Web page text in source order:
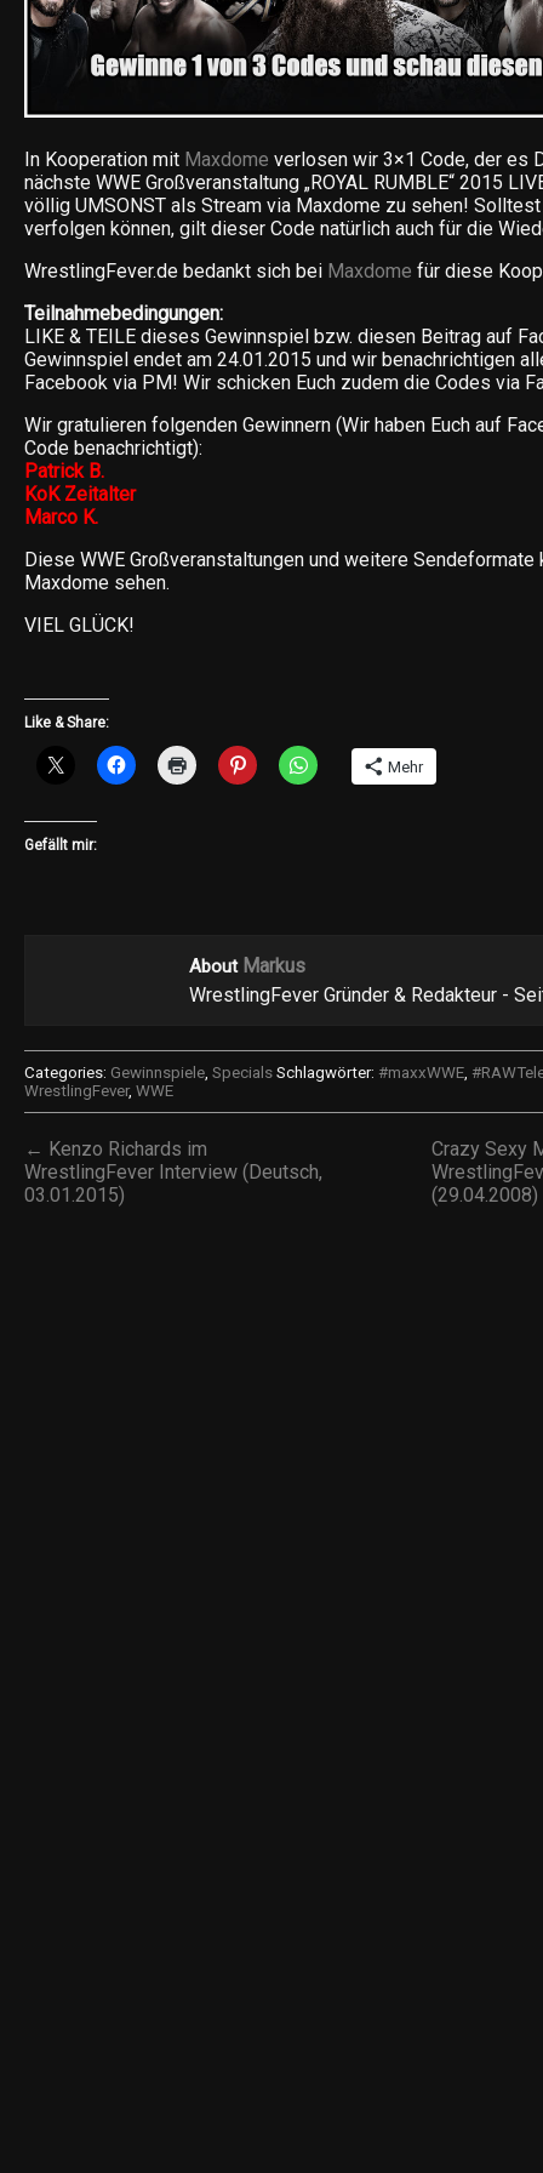
In Kooperation mit Maxdome verlosen wir 3×1 Code, der es
nächste WWE Großveranstaltung „ROYAL RUMBLE“ 2015
völlig UMSONST als Stream via Maxdome zu sehen!
verfolgen können, gilt dieser Code natürlich auch für die
WrestlingFever.de bedankt sich bei Maxdome für diese
Teilnahmebedingungen:
LIKE & TEILE dieses Gewinnspiel bzw. diesen Beitrag auf
Gewinnspiel endet am 24.01.2015 und wir benachrichtigen
Facebook via PM! Wir schicken Euch zudem die Codes via
Wir gratulieren folgenden Gewinnern (Wir haben Euch auf
Code benachrichtigt):
Patrick B.
KoK Zeitalter
Marco K.
Diese WWE Großveranstaltungen und weitere Sendeformate
Maxdome sehen.
VIEL GLÜCK!
Like & Share:
Mehr
Gefällt mir:
About Markus
WrestlingFever Gründer & Redakteur -
Categories: Gewinnspiele, Specials Schlagwörter: #maxxWWE,
WrestlingFever, WWE
← Kenzo Richards im
WrestlingFever Interview (Deutsch,
03.01.2015)
Crazy Sexy